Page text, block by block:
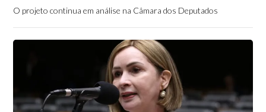
O projeto continua em análise na Câmara dos Deputados